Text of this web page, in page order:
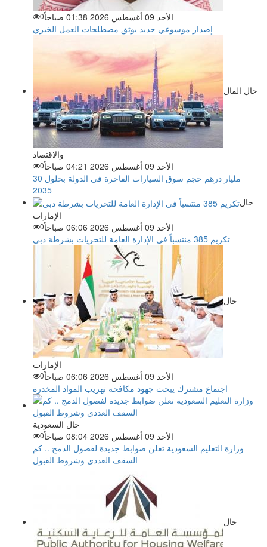
الأحد 09 أغسطس 2026 01:38 صباحاً 0
إصدار موسوعي جديد يوثق مصطلحات العمل الخيري
حال المال
والاقتصاد
الأحد 09 أغسطس 2026 04:21 صباحاً
0
30 مليار درهم حجم سوق السيارات الفاخرة في الدولة بحلول
2035
حال
الإمارات
الأحد 09 أغسطس 2026 06:06 صباحاً
0
تكريم 385 منتسباً في الإدارة العامة للتحريات بشرطة دبي
حال
الإمارات
الأحد 09 أغسطس 2026 06:06 صباحاً
0
اجتماع مشترك يبحث جهود مكافحة تهريب المواد المخدرة
حال السعودية
الأحد 09 أغسطس 2026 08:04 صباحاً
0
وزارة التعليم السعودية تعلن ضوابط جديدة لفصول الدمج .. كم
السقف العددي وشروط القبول
حال